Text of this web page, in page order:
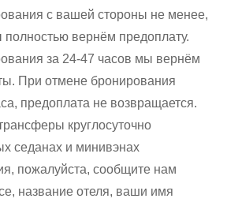
с вашей стороны не менее,
вернём предоплату.
за 24-47 часов мы вернём
При отмене бронирования
предоплата не возвращается.
круглосуточно
седанах и минивэнах
пожалуйста, сообщите нам
название отеля, ваши имя